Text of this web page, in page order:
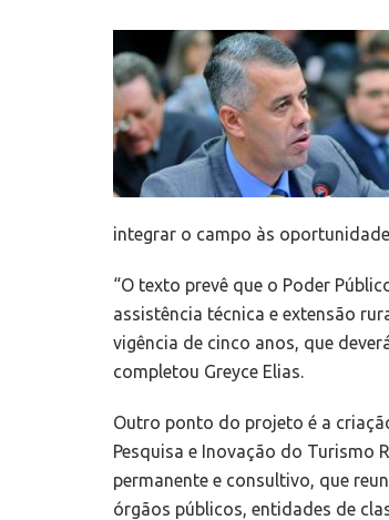
integrar o campo às
“O texto prevê que o Poder
assistência técnica e extensão
vigência de cinco anos, que
completou Greyce Elias.
Outro ponto do projeto é a
Pesquisa e Inovação do Turismo
permanente e consultivo, que
órgãos públicos, entidades de